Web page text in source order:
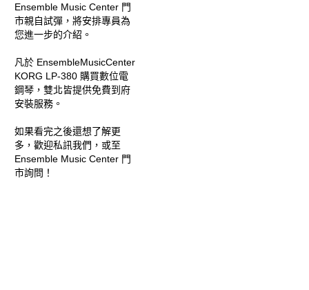
Ensemble Music Center 門
市親自試彈，將安排專員為
您進一步的介紹。
凡於 EnsembleMusicCenter
KORG LP-380 購買數位電
鋼琴，雙北皆提供免費到府
安裝服務。
如果看完之後還想了解更
多，歡迎私訊我們，或至
Ensemble Music Center 門
市詢問！